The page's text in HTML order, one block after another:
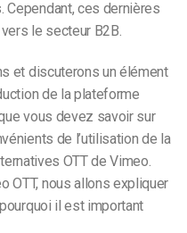
Cependant, ces dernières
le secteur B2B.
et discuterons un élément
de la plateforme
vous devez savoir sur
de l’utilisation de la
OTT de Vimeo.
OTT, nous allons expliquer
il est important